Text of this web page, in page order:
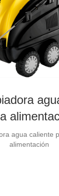
agua caliente
alimentación